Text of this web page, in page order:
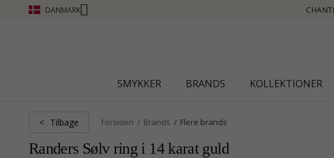
DANMARK CHANTI CLUB - OPTJEN POINT SE MERE - KLIK HER
SMYKKER BRANDS KOLLEKTIONER
< Tilbage Forsiden Brands Flere brands
Randers Sølv ring i 14 karat guld